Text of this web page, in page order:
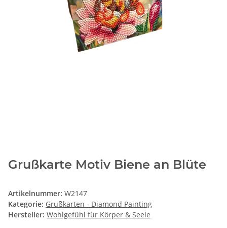
Grußkarte Motiv Biene an Blüte
Artikelnummer: W2147
Kategorie: Grußkarten - Diamond Painting
Hersteller: Wohlgefühl für Körper & Seele